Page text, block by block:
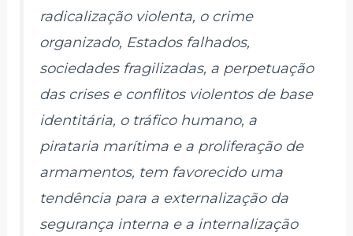
radicalização violenta, o crime
organizado, Estados falhados,
sociedades fragilizadas, a perpetuação
das crises e conflitos violentos de base
identitária, o tráfico humano, a
pirataria marítima e a proliferação de
armamentos, tem favorecido uma
tendência para a externalização da
segurança interna e a internalização